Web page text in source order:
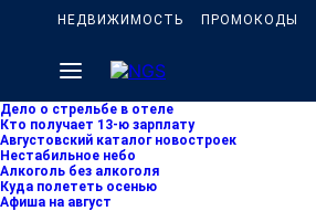
НЕДВИЖИМОСТЬ ПРОМОКОДЫ
Дело о стрельбе в отеле
Кто получает 13-ю зарплату
Августовский каталог новостроек
Нестабильное небо
Алкоголь без алкоголя
Куда полететь осенью
Афиша на август